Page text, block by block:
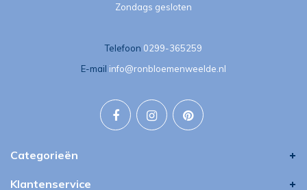
Zondags gesloten
Telefoon 0299-365259
E-mail info@ronbloemenweelde.nl
Categorieën
Klantenservice